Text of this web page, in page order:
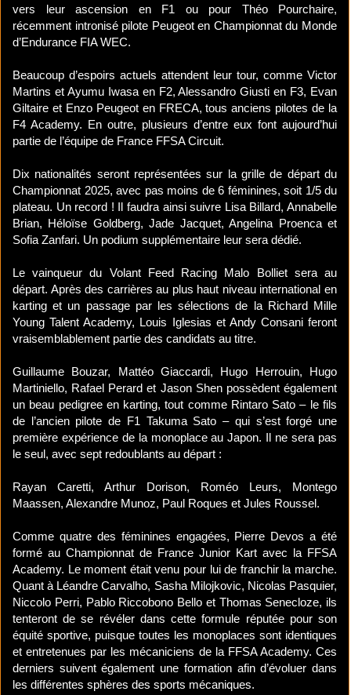
vers leur ascension en F1 ou pour Théo Pourchaire,
récemment intronisé pilote Peugeot en Championnat du Monde
d’Endurance FIA WEC.
Beaucoup d’espoirs actuels attendent leur tour, comme Victor
Martins et Ayumu Iwasa en F2, Alessandro Giusti en F3, Evan
Giltaire et Enzo Peugeot en FRECA, tous anciens pilotes de la
F4 Academy. En outre, plusieurs d’entre eux font aujourd’hui
partie de l’équipe de France FFSA Circuit.
Dix nationalités seront représentées sur la grille de départ du
Championnat 2025, avec pas moins de 6 féminines, soit 1/5 du
plateau. Un record ! Il faudra ainsi suivre Lisa Billard, Annabelle
Brian, Héloïse Goldberg, Jade Jacquet, Angelina Proenca et
Sofia Zanfari. Un podium supplémentaire leur sera dédié.
Le vainqueur du Volant Feed Racing Malo Bolliet sera au
départ. Après des carrières au plus haut niveau international en
karting et un passage par les sélections de la Richard Mille
Young Talent Academy, Louis Iglesias et Andy Consani feront
vraisemblablement partie des candidats au titre.
Guillaume Bouzar, Mattéo Giaccardi, Hugo Herrouin, Hugo
Martiniello, Rafael Perard et Jason Shen possèdent également
un beau pedigree en karting, tout comme Rintaro Sato – le fils
de l’ancien pilote de F1 Takuma Sato – qui s’est forgé une
première expérience de la monoplace au Japon. Il ne sera pas
le seul, avec sept redoublants au départ :
Rayan Caretti, Arthur Dorison, Roméo Leurs, Montego
Maassen, Alexandre Munoz, Paul Roques et Jules Roussel.
Comme quatre des féminines engagées, Pierre Devos a été
formé au Championnat de France Junior Kart avec la FFSA
Academy. Le moment était venu pour lui de franchir la marche.
Quant à Léandre Carvalho, Sasha Milojkovic, Nicolas Pasquier,
Niccolo Perri, Pablo Riccobono Bello et Thomas Senecloze, ils
tenteront de se révéler dans cette formule réputée pour son
équité sportive, puisque toutes les monoplaces sont identiques
et entretenues par les mécaniciens de la FFSA Academy. Ces
derniers suivent également une formation afin d’évoluer dans
les différentes sphères des sports mécaniques.